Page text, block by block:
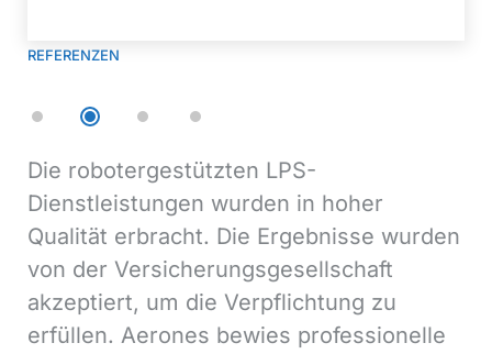
REFERENZEN
Die robotergestützten LPS-
Dienstleistungen wurden in hoher
Qualität erbracht. Die Ergebnisse wurden
von der Versicherungsgesellschaft
akzeptiert, um die Verpflichtung zu
erfüllen. Aerones bewies professionelle